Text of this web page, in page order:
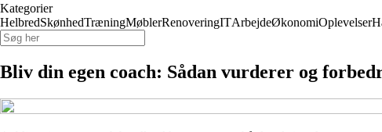
Kategorier
HelbredSkønhedTræningMøblerRenoveringITArbejdeØkonomiOplevelser
Bliv din egen coach: Sådan vurderer og